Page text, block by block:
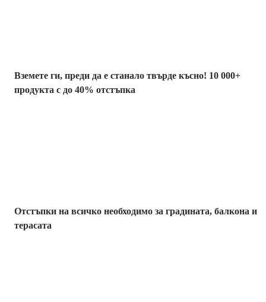
Вземете ги, преди да е станало твърде късно! 10 000+
продукта с до 40% отстъпка
Отстъпки на всичко необходимо за градината, балкона и
терасата